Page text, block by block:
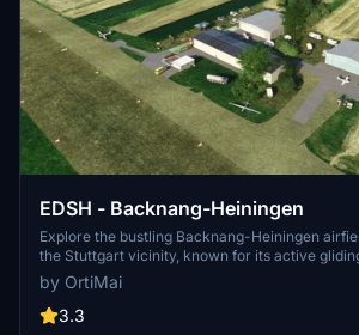
EDSH - Backnang-Heiningen
Explore the bustling Backnang-Heiningen
the Stuttgart vicinity, known for its active
Aviat Huskey aircraft. Immerse yourself in
enthusiasts for the MIKE class, and venture to
Völkleshofen (EDYX) from this scenic location.
by OrtiMai
3.3